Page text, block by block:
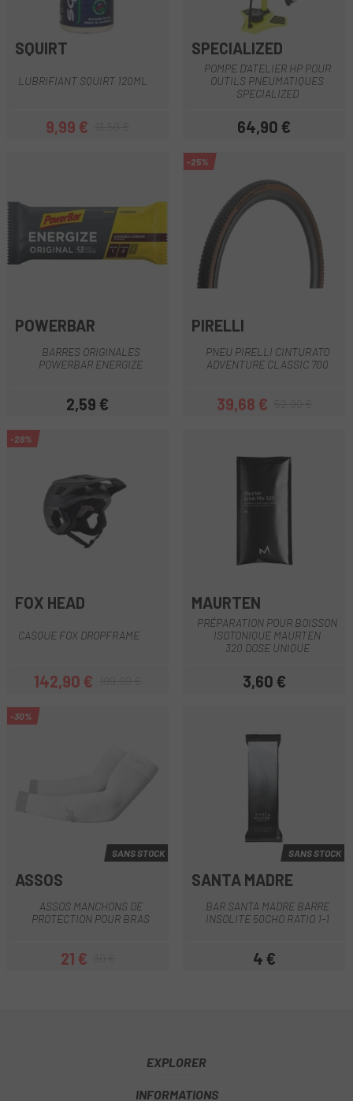
SQUIRT
LUBRIFIANT SQUIRT 120ML
Prix
9,99 €Prix habituel
SPECIALIZED
POMPE D'ATELIER HP POUR
OUTILS PNEUMATIQUES
SPECIALIZED
Prix
64,90 €
POWERBAR
BARRES ORIGINALES
POWERBAR ENERGIZE
Prix
2,59 €
-25%
PIRELLI
PNEU PIRELLI CINTURATO
ADVENTURE CLASSIC 700
Prix
39,68 €Prix habituel
-28%
FOX HEAD
CASQUE FOX DROPFRAME
Prix
142,90 €Prix habituel
MAURTEN
PRÉPARATION POUR BOISSON
ISOTONIQUE MAURTEN
320 DOSE UNIQUE
Prix
3,60 €
-30%
SANS STOCK
ASSOS
ASSOS MANCHONS DE
PROTECTION POUR BRAS
Prix
21 €Prix habituel
SANS STOCK
SANTA MADRE
BAR SANTA MADRE BARRE
INSOLITE 50CHO RATIO 1-1
Prix
4 €
EXPLORER
INFORMATIONS